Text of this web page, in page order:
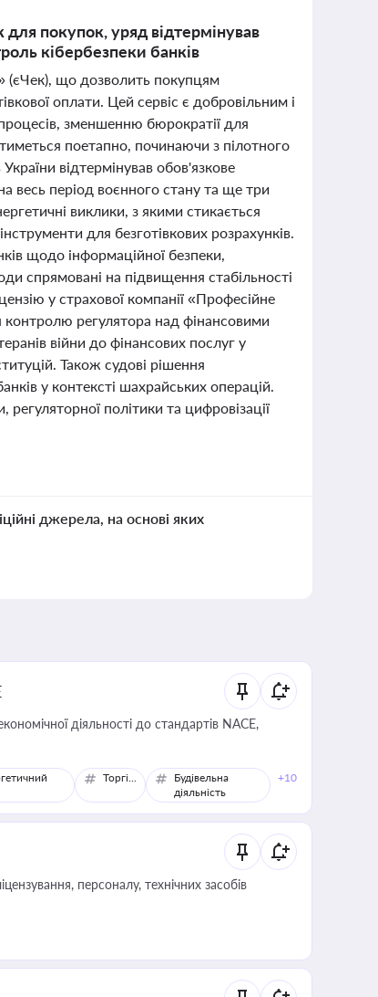
покупок, уряд відтермінував
кібербезпеки банків
(єЧек), що дозволить покупцям
оплати. Цей сервіс є добровільним і
зменшенню бюрократії для
поетапно, починаючи з пілотного
відтермінував обов'язкове
весь період воєнного стану та ще три
виклики, з якими стикається
для безготівкових розрахунків.
щодо інформаційної безпеки,
спрямовані на підвищення стабільності
у страхової компанії «Професійне
регулятора над фінансовими
війни до фінансових послуг у
Також судові рішення
у контексті шахрайських операцій.
політики та цифровізації
джерела, на основі яких
діяльності до стандартів NACE,
Торгівля
Будівельна
діяльність
+10
персоналу, технічних засобів